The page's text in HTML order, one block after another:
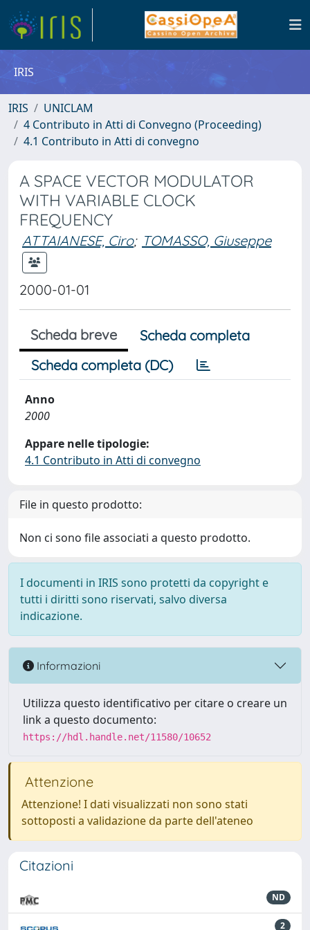
IRIS
IRIS
UNICLAM
4 Contributo in Atti di Convegno (Proceeding)
4.1 Contributo in Atti di convegno
A SPACE VECTOR MODULATOR
WITH VARIABLE CLOCK
FREQUENCY
ATTAIANESE, Ciro; TOMASSO, Giuseppe
2000-01-01
Scheda breve
Scheda completa
Scheda completa (DC)
Anno
2000
Appare nelle tipologie:
4.1 Contributo in Atti di convegno
File in questo prodotto:
Non ci sono file associati a questo prodotto.
I documenti in IRIS sono protetti da copyright e
tutti i diritti sono riservati, salvo diversa
indicazione.
Informazioni
Utilizza questo identificativo per citare o creare un
link a questo documento:
https://hdl.handle.net/11580/10652
Attenzione
Attenzione! I dati visualizzati non sono stati
sottoposti a validazione da parte dell'ateneo
Citazioni
ND
2